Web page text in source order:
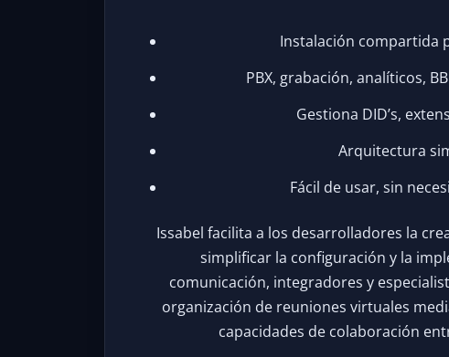
Instalación compartida
PBX, grabación, analíticos,
Gestiona DID’s,
Arquitectura
Fácil de usar, sin
Issabel facilita a los desarrolladores la
simplificar la configuración y la
comunicación, integradores y
organización de reuniones virtuales
capacidades de colaboración